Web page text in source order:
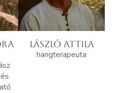
LÁSZLÓ ATTILA
hangterapeuta